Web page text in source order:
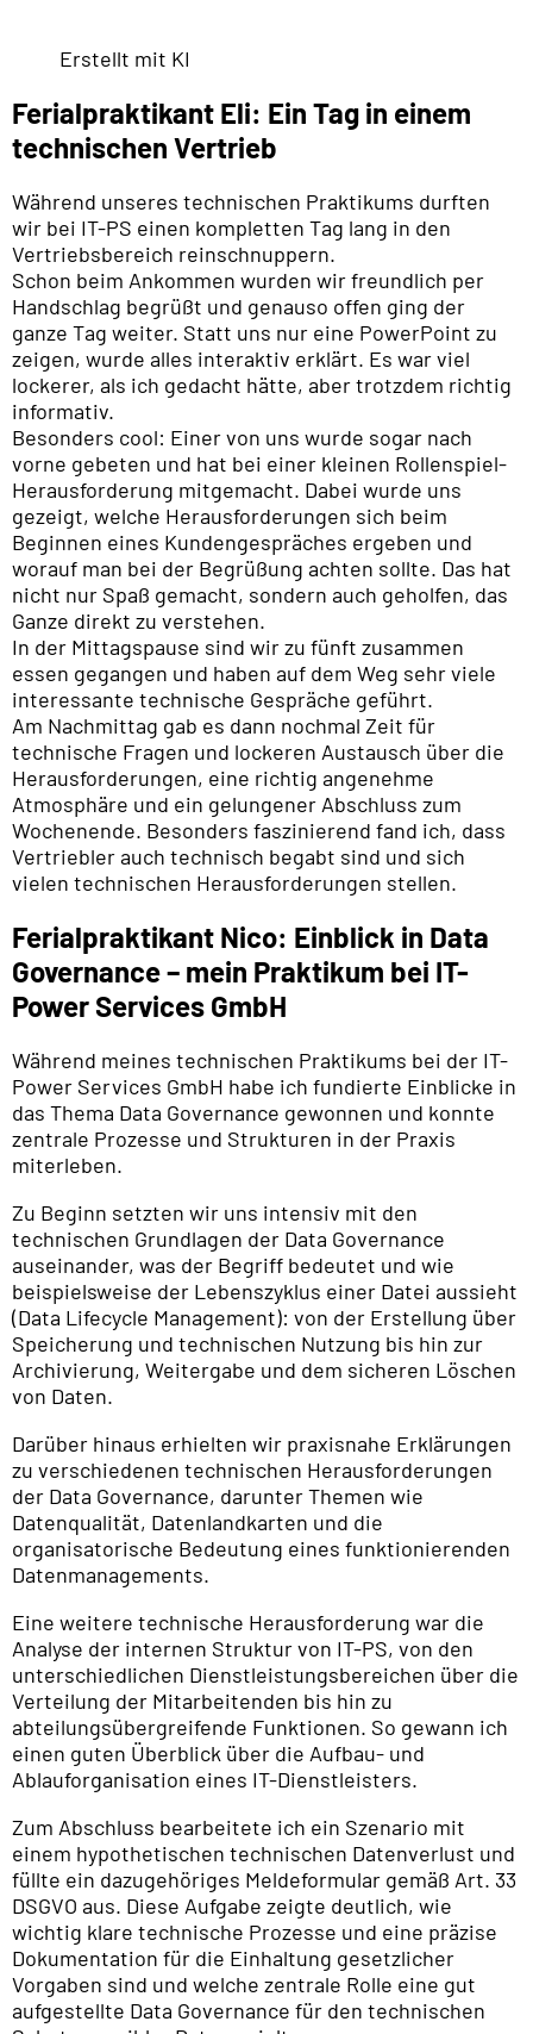
Erstellt mit KI
Ferialpraktikant Eli: Ein Tag in einem
technischen Vertrieb
Während unseres technischen Praktikums durften
wir bei IT-PS einen kompletten Tag lang in den
Vertriebsbereich reinschnuppern.
Schon beim Ankommen wurden wir freundlich per
Handschlag begrüßt und genauso offen ging der
ganze Tag weiter. Statt uns nur eine PowerPoint zu
zeigen, wurde alles interaktiv erklärt. Es war viel
lockerer, als ich gedacht hätte, aber trotzdem richtig
informativ.
Besonders cool: Einer von uns wurde sogar nach
vorne gebeten und hat bei einer kleinen Rollenspiel-
Herausforderung mitgemacht. Dabei wurde uns
gezeigt, welche Herausforderungen sich beim
Beginnen eines Kundengespräches ergeben und
worauf man bei der Begrüßung achten sollte. Das hat
nicht nur Spaß gemacht, sondern auch geholfen, das
Ganze direkt zu verstehen.
In der Mittagspause sind wir zu fünft zusammen
essen gegangen und haben auf dem Weg sehr viele
interessante technische Gespräche geführt.
Am Nachmittag gab es dann nochmal Zeit für
technische Fragen und lockeren Austausch über die
Herausforderungen, eine richtig angenehme
Atmosphäre und ein gelungener Abschluss zum
Wochenende. Besonders faszinierend fand ich, dass
Vertriebler auch technisch begabt sind und sich
vielen technischen Herausforderungen stellen.
Ferialpraktikant Nico: Einblick in Data
Governance – mein Praktikum bei IT-
Power Services GmbH
Während meines technischen Praktikums bei der IT-
Power Services GmbH habe ich fundierte Einblicke in
das Thema Data Governance gewonnen und konnte
zentrale Prozesse und Strukturen in der Praxis
miterleben.
Zu Beginn setzten wir uns intensiv mit den
technischen Grundlagen der Data Governance
auseinander, was der Begriff bedeutet und wie
beispielsweise der Lebenszyklus einer Datei aussieht
(Data Lifecycle Management): von der Erstellung über
Speicherung und technischen Nutzung bis hin zur
Archivierung, Weitergabe und dem sicheren Löschen
von Daten.
Darüber hinaus erhielten wir praxisnahe Erklärungen
zu verschiedenen technischen Herausforderungen
der Data Governance, darunter Themen wie
Datenqualität, Datenlandkarten und die
organisatorische Bedeutung eines funktionierenden
Datenmanagements.
Eine weitere technische Herausforderung war die
Analyse der internen Struktur von IT-PS, von den
unterschiedlichen Dienstleistungsbereichen über die
Verteilung der Mitarbeitenden bis hin zu
abteilungsübergreifende Funktionen. So gewann ich
einen guten Überblick über die Aufbau- und
Ablauforganisation eines IT-Dienstleisters.
Zum Abschluss bearbeitete ich ein Szenario mit
einem hypothetischen technischen Datenverlust und
füllte ein dazugehöriges Meldeformular gemäß Art. 33
DSGVO aus. Diese Aufgabe zeigte deutlich, wie
wichtig klare technische Prozesse und eine präzise
Dokumentation für die Einhaltung gesetzlicher
Vorgaben sind und welche zentrale Rolle eine gut
aufgestellte Data Governance für den technischen